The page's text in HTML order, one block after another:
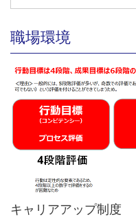
職場環境
キャリアアップ制度